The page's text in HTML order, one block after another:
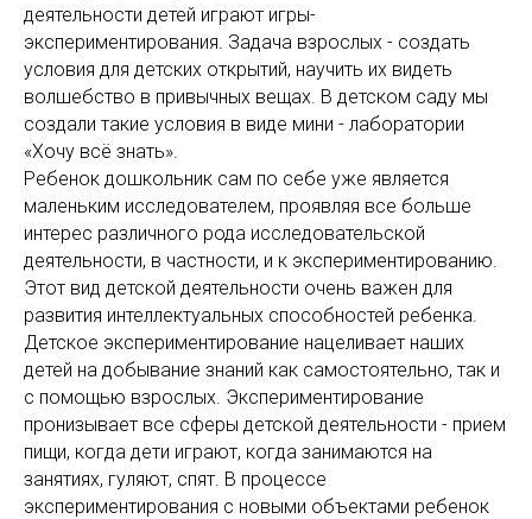
деятельности детей играют игры-
экспериментирования. Задача взрослых - создать
условия для детских открытий, научить их видеть
волшебство в привычных вещах. В детском саду мы
создали такие условия в виде мини - лаборатории
«Хочу всё знать».
Ребенок дошкольник сам по себе уже является
маленьким исследователем, проявляя все больше
интерес различного рода исследовательской
деятельности, в частности, и к экспериментированию.
Этот вид детской деятельности очень важен для
развития интеллектуальных способностей ребенка.
Детское экспериментирование нацеливает наших
детей на добывание знаний как самостоятельно, так и
с помощью взрослых. Экспериментирование
пронизывает все сферы детской деятельности - прием
пищи, когда дети играют, когда занимаются на
занятиях, гуляют, спят. В процессе
экспериментирования с новыми объектами ребенок